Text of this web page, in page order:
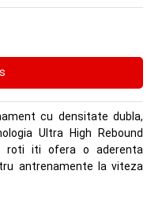
cu densitate dubla,
Ultra High Rebound
roti iti ofera o aderenta
antrenamente la viteza